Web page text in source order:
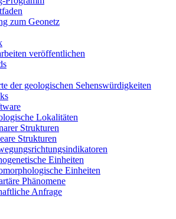
zum Geonetz
veröffentlichen
der geologischen Sehenswürdigkeiten
Lokalitäten
Strukturen
Strukturen
Einheiten
Einheiten
Phänomene
Anfrage